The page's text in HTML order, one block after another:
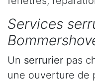
Services
Un serrurier pas
une ouverture de